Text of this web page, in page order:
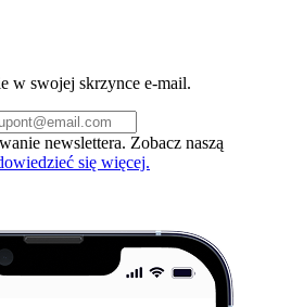
w swojej skrzynce e-mail.
newslettera. Zobacz naszą
się więcej.